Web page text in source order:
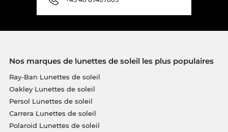
Nos marques de lunettes de soleil les plus populaires
Ray-Ban Lunettes de soleil
Oakley Lunettes de soleil
Persol Lunettes de soleil
Carrera Lunettes de soleil
Polaroid Lunettes de soleil